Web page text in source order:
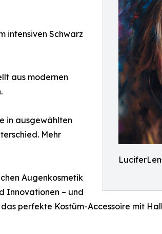
intensiven Schwarz
aus modernen
in ausgewählten
Mehr
Augenkosmetik
Innovationen – und
perfekte Kostüm-Accessoire mit